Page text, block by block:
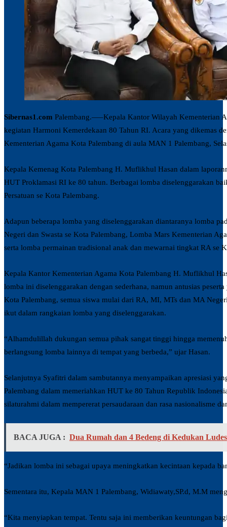
Sibernas1.com Palembang.—–Kepala Kantor Wilayah Kementerian
kegiatan Harmoni Kemerdekaan 80 Tahun RI. Acara yang dikemas
Kementerian Agama Kota Palembang di aula MAN 1 Palembang,
Kepala Kemenag Kota Palembang H. Muflikhul Hasan dalam
HUT Proklamasi RI ke 80 tahun. Berbagai lomba diselenggarakan
Persatuan se Kota Palembang.
Adapun beberapa lomba yang diselenggarakan diantaranya lomba
Negeri dan Swasta se Kota Palembang, Lomba Mars Kementerian
serta lomba permainan tradisional anak dan mewarnai tingkat RA se
Kepala Kantor Kementerian Agama Kota Palembang H. Muflikhul
lomba ini diselenggarakan dengan sederhana, namun antusias
Kota Palembang, semua siswa mulai dari RA, MI, MTs dan MA
ikut dalam rangkaian lomba yang diselenggarakan.
“Alhamdulillah dukungan semua pihak sangat tinggi hingga
berlangsung lomba lainnya di tempat yang berbeda,” ujar Hasan.
Selanjutnya Syafitri dalam sambutannya menyampaikan apresiasi
Palembang dalam memeriahkan HUT ke 80 Tahun Republik
silaturahmi dalam mempererat persaudaraan dan rasa nasionalisme
BACA JUGA : Dua Rumah dan 4 Bedeng di Kedukan
“Jadikan lomba ini sebagai upaya meningkatkan kecintaan kepada
Sementara itu, Kepala MAN 1 Palembang, Widiawaty,SP.d, M.M
“Kita menyiapkan tempat. Tentu saja ini memberikan keuntungan